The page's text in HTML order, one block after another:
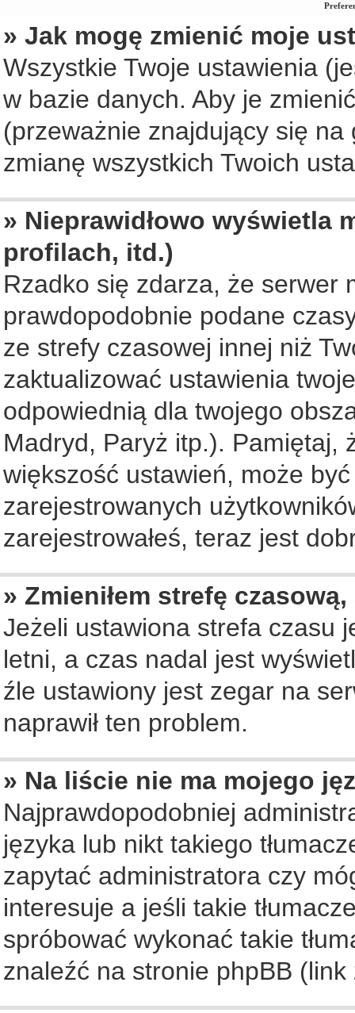
» Jak mogę zmienić moje
Wszystkie Twoje ustawienia
w bazie danych. Aby je
(przeważnie znajdujący się
zmianę wszystkich Twoich
» Nieprawidłowo wyświetla
profilach, itd.)
Rzadko się zdarza, że serwer
prawdopodobnie podane
ze strefy czasowej innej niż
zaktualizować ustawienia
odpowiednią dla twojego
Madryd, Paryż itp.). Pamiętaj,
większość ustawień, może
zarejestrowanych
zarejestrowałeś, teraz jest
» Zmieniłem strefę
Jeżeli ustawiona strefa czasu
letni, a czas nadal jest
źle ustawiony jest zegar na
naprawił ten problem.
» Na liście nie ma mojego
Najprawdopodobniej
języka lub nikt takiego
zapytać administratora czy
interesuje a jeśli takie
spróbować wykonać takie
znaleźć na stronie phpBB